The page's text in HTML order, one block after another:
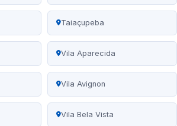
Taiaçupeba
Vila Aparecida
Vila Avignon
Vila Bela Vista